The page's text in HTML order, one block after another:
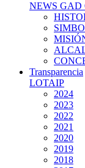
NEWS GAD
Transparencia
LOTAIP
2024
2023
2022
2021
2020
2019
2018